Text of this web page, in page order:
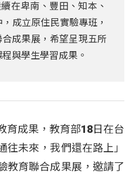
在卑南、豐田、知本、
成立原住民實驗專班，
成果展，希望呈現五所
與學生學習成果。
育成果，教育部18日在台
未來，我們還在路上」
教育聯合成果展，邀請了